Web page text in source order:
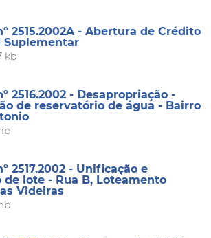
2515.2002A - Abertura de Crédito
Suplementar
kb
2516.2002 - Desapropriação -
de reservatório de água - Bairro
2517.2002 - Unificação e
de lote - Rua B, Loteamento
Videiras